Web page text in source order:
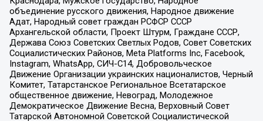
объединение русского движения, Народное движение
Адат, Народный совет граждан РСФСР СССР
Архангельской области, Проект Штурм, Граждане СССР,
Держава Союз Советских Светлых Родов, Совет Советских
Социалистических Районов, Meta Platforms Inc, Facebook,
Instagram, WhatsApp, СИЧ-С14, Добровольческое
Движение Организации украинских националистов, Черный
Комитет, Татарстанское Региональное Всетатарское
общественное движение, Невоград, Молодежное
Демократическое Движение Весна, Верховный Совет
Татарской Автономной Советской Социалистической